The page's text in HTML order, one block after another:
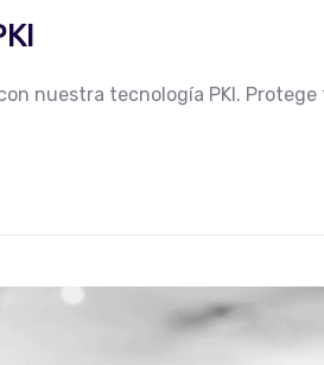
nuestra tecnología PKI. Protege